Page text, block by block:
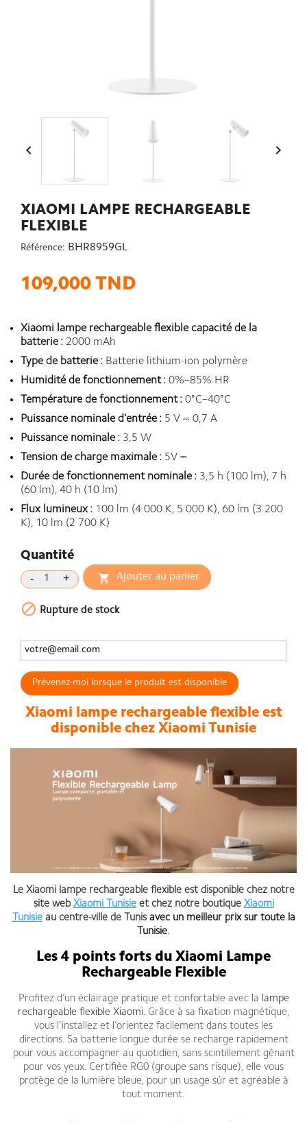
 
XIAOMI LAMPE RECHARGEABLE
FLEXIBLE
Référence: BHR8959GL
109,000 TND
Xiaomi lampe rechargeable flexible capacité de la
batterie : 2000 mAh
Type de batterie : Batterie lithium-ion polymère
Humidité de fonctionnement : 0%–85% HR
Température de fonctionnement : 0°C–40°C
Puissance nominale d'entrée : 5 V ⎓ 0,7 A
Puissance nominale : 3,5 W
Tension de charge maximale : 5V ⎓
Durée de fonctionnement nominale : 3,5 h (100 lm), 7 h
(60 lm), 40 h (10 lm)
Flux lumineux : 100 lm (4 000 K, 5 000 K), 60 lm (3 200
K), 10 lm (2 700 K)
Quantité
 Ajouter au panier
 Rupture de stock
Prévenez-moi lorsque le produit est disponible
Xiaomi lampe rechargeable flexible est
disponible chez Xiaomi Tunisie
Le Xiaomi lampe rechargeable flexible est disponible chez notre
site web Xiaomi Tunisieet chez notre boutique Xiaomi
Tunisie au centre-ville de Tunis avec un meilleur prix sur toute la
Tunisie.
Les 4 points forts du Xiaomi Lampe
Rechargeable Flexible
Profitez d’un éclairage pratique et confortable avec la lampe
rechargeable flexible Xiaomi. Grâce à sa fixation magnétique,
vous l’installez et l’orientez facilement dans toutes les
directions. Sa batterie longue durée se recharge rapidement
pour vous accompagner au quotidien, sans scintillement gênant
pour vos yeux. Certifiée RG0 (groupe sans risque), elle vous
protège de la lumière bleue, pour un usage sûr et agréable à
tout moment.